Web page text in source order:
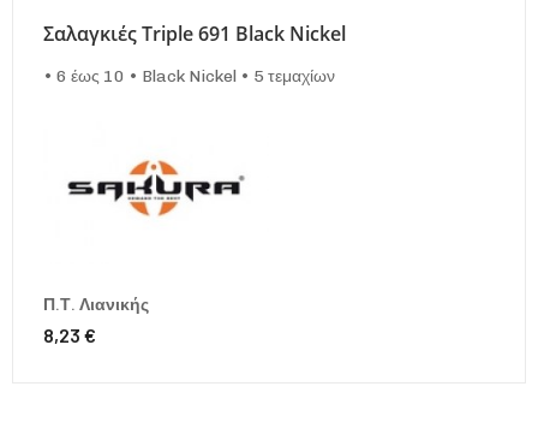
Σαλαγκιές Triple 691 Black Nickel
• 6 έως 10 • Black Nickel • 5 τεμαχίων
Π.Τ. Λιανικής
8,23 €